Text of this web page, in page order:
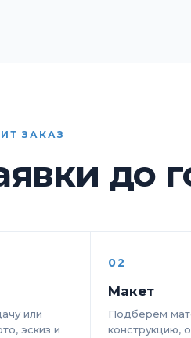
ЗАКАЗ
до
или
эскиз и
02
Макет
Подберём
конструкцию,